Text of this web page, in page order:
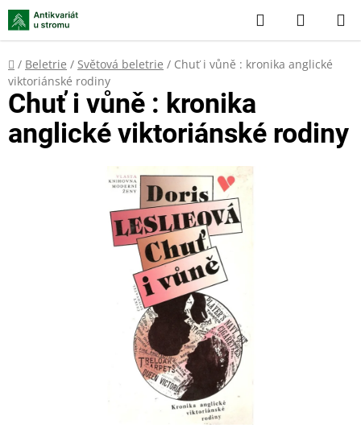
Přejít
na
obsah
Hledat
KOŠÍK
Domů
/ Beletrie / Světová beletrie / Chuť i vůně : kronika anglické
viktoriánské rodiny
Chuť i vůně : kronika
anglické viktoriánské rodiny